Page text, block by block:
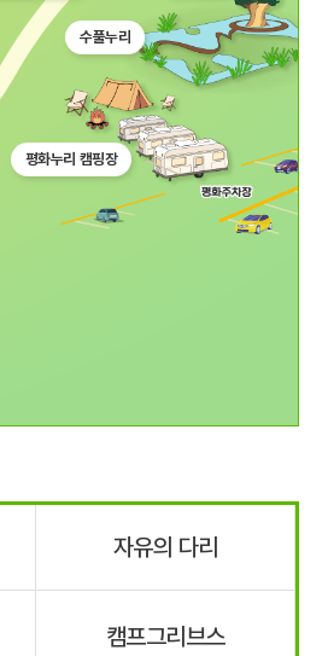
수풀누리
평화누리 캠핑장
자유의 다리
캠프그리브스